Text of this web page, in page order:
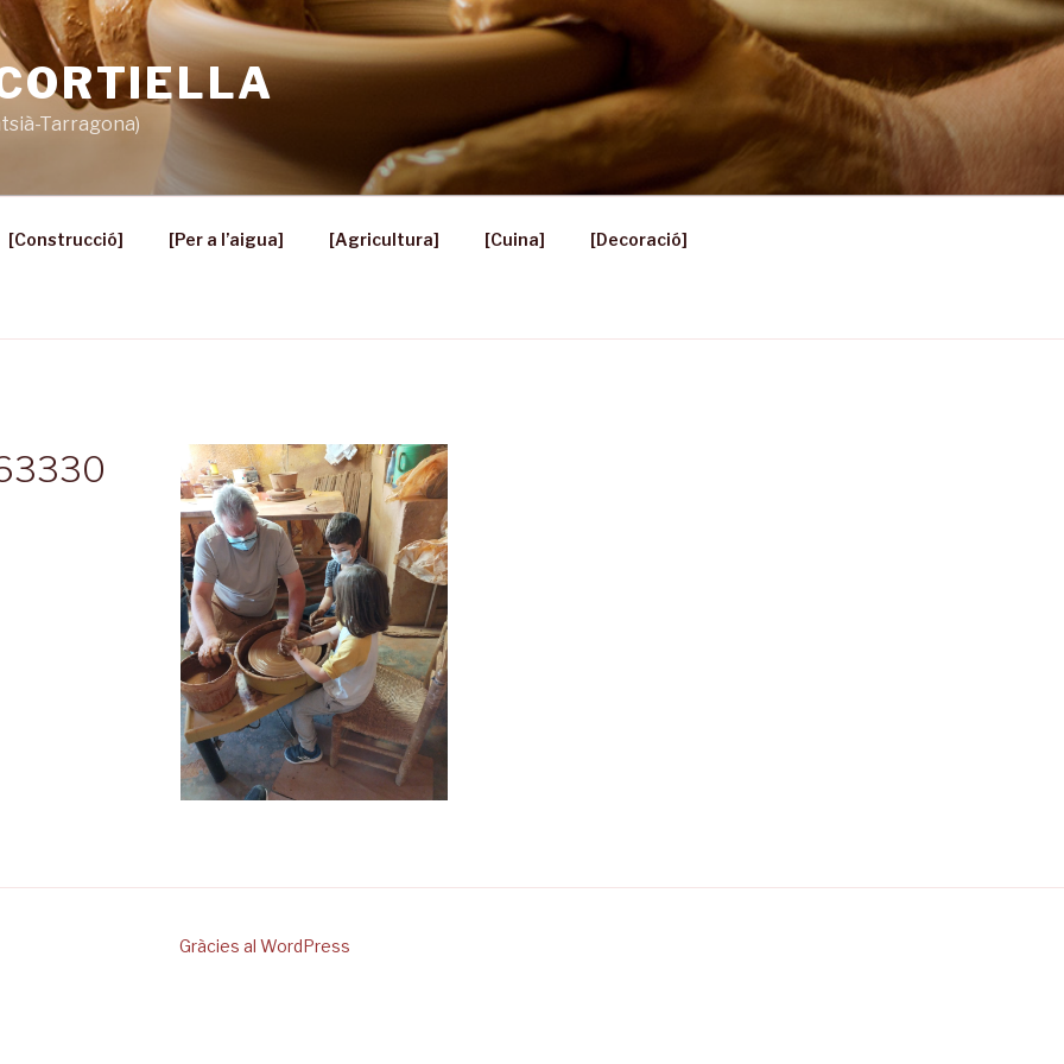
Tarragona)
[Construcció] [Per a l’aigua] [Agricultura] [Cuina] [Decoració]
Gràcies al WordPress